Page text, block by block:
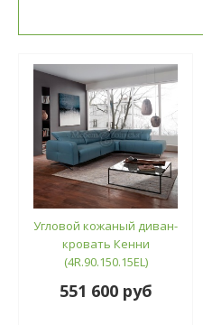
Угловой кожаный диван-
кровать Кенни
(4R.90.150.15EL)
551 600 руб